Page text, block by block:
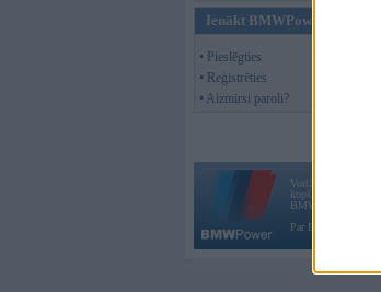
Ienākt BMWPower
• Pieslēgties
• Reģistrēties
• Aizmirsi paroli?
Vortāls
kopš 2002. gada
BMW AG.
Par BMWPower